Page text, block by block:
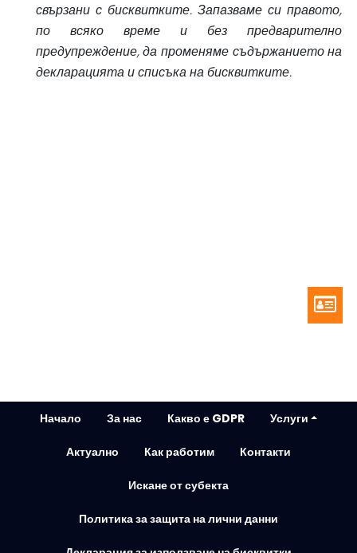
свързани с бисквитките. Запазваме си правото,
по всяко време и без предварително
предупреждение, да променяме съдържанието на
декларацията и списъка на бисквитките.
Начало За нас Какво е GDPR Услуги
Актуално Как работим Контакти
Искане от субекта
Политика за защита на лични данни